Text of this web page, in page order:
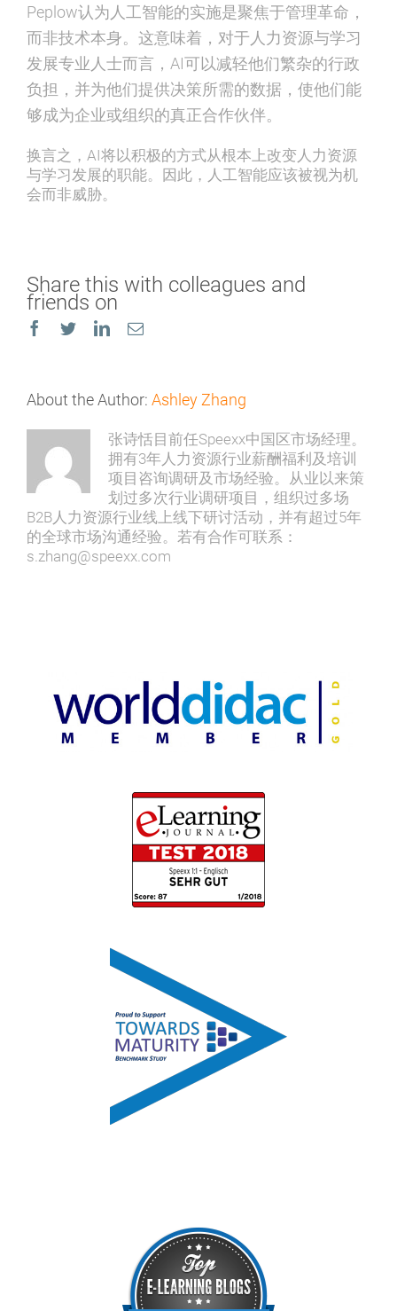
Peplow认为人工智能的实施是聚焦于管理革命，
而非技术本身。这意味着，对于人力资源与学习
发展专业人士而言，AI可以减轻他们繁杂的行政
负担，并为他们提供决策所需的数据，使他们能
够成为企业或组织的真正合作伙伴。
换言之，AI将以积极的方式从根本上改变人力资源
与学习发展的职能。因此，人工智能应该被视为机
会而非威胁。
Share this with colleagues and
friends on
Facebook
TwitterLinkedInEmail
About the Author: Ashley Zhang
张诗恬目前任Speexx中国区市场经理。
拥有3年人力资源行业薪酬福利及培训
项目咨询调研及市场经验。从业以来策
划过多次行业调研项目，组织过多场
B2B人力资源行业线上线下研讨活动，并有超过5年
的全球市场沟通经验。若有合作可联系：
s.zhang@speexx.com